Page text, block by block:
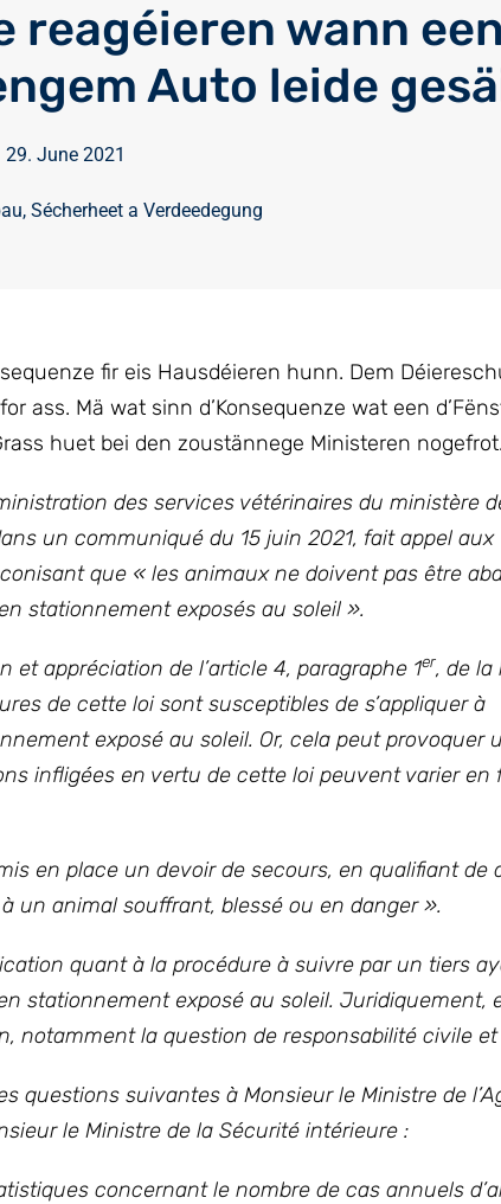
reagéieren wann
Auto leide
29. June 2021
, Sécherheet a Verdeedegung
fir eis Hausdéieren hunn. Dem
ass. Mä wat sinn d’Konsequenze wat een
huet bei den zoustännege Ministeren nogefrot.
des services vétérinaires du ministère
un communiqué du 15 juin 2021, fait appel aux
que « les animaux ne doivent pas être
stationnement exposés au soleil ».
et appréciation de l’article 4, paragraphe 1er, de la
de cette loi sont susceptibles de s’appliquer à
exposé au soleil. Or, cela peut provoquer
infligées en vertu de cette loi peuvent varier en
en place un devoir de secours, en qualifiant de
un animal souffrant, blessé ou en danger ».
quant à la procédure à suivre par un tiers
stationnement exposé au soleil. Juridiquement,
notamment la question de responsabilité civile et
questions suivantes à Monsieur le Ministre de
le Ministre de la Sécurité intérieure :
concernant le nombre de cas annuels